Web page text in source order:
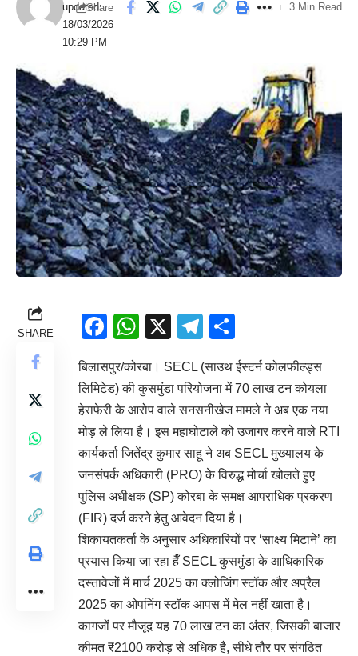
updated:
18/03/2026
10:29 PM
Share 3 Min Read
SHARE Facebook
WhatsApp
X Telegram
बिलासपुर/कोरबा। SECL (साउथ ईस्टर्न कोलफील्ड्स
लिमिटेड) की कुसमुंडा परियोजना में 70 लाख टन कोयला
हेराफेरी के आरोप वाले सनसनीखेज मामले ने अब एक नया
मोड़ ले लिया है। इस महाघोटाले को उजागर करने वाले RTI
कार्यकर्ता जितेंद्र कुमार साहू ने अब SECL मुख्यालय के
जनसंपर्क अधिकारी (PRO) के विरुद्ध मोर्चा खोलते हुए
पुलिस अधीक्षक (SP) कोरबा के समक्ष आपराधिक प्रकरण
(FIR) दर्ज करने हेतु आवेदन दिया है।
शिकायतकर्ता के अनुसार अधिकारियों पर ‘साक्ष्य मिटाने’ का
प्रयास किया जा रहा हैँ SECL कुसमुंडा के आधिकारिक
दस्तावेजों में मार्च 2025 का क्लोजिंग स्टॉक और अप्रैल
2025 का ओपनिंग स्टॉक आपस में मेल नहीं खाता है।
कागजों पर मौजूद यह 70 लाख टन का अंतर, जिसकी बाजार
कीमत ₹2100 करोड़ से अधिक है, सीधे तौर पर संगठित